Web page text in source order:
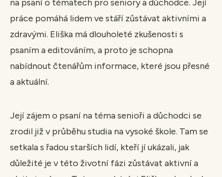
na psaní o tématech pro seniory a důchodce. Její
práce pomáhá lidem ve stáří zůstávat aktivními a
zdravými. Eliška má dlouholeté zkušenosti s
psaním a editováním, a proto je schopna
nabídnout čtenářům informace, které jsou přesné
a aktuální.
Její zájem o psaní na téma senioři a důchodci se
zrodil již v průběhu studia na vysoké škole. Tam se
setkala s řadou starších lidí, kteří jí ukázali, jak
důležité je v této životní fázi zůstávat aktivní a